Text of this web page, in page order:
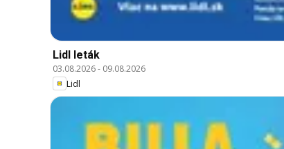
Lidl leták
03.08.2026- 09.08.2026
Lidl